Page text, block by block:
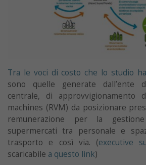
Tra le voci di costo che lo studio
sono quelle generate dall’ente
centrale, di approvvigionamento
machines (RVM) da posizionare
remunerazione per la
supermercati tra personale e
trasporto e così via. (executive
scaricabile a questo link)